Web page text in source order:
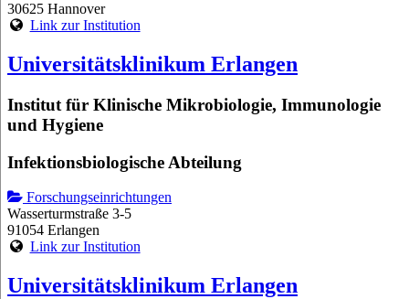
30625 Hannover
Link zur Institution
Universitätsklinikum Erlangen
Institut für Klinische Mikrobiologie, Immunologie
und Hygiene
Infektionsbiologische Abteilung
Forschungseinrichtungen
Wasserturmstraße 3-5
91054 Erlangen
Link zur Institution
Universitätsklinikum Erlangen